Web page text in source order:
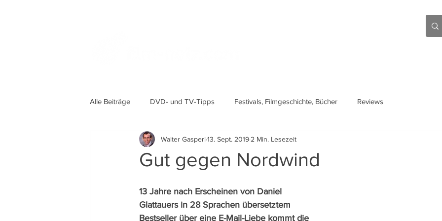
Alle Beiträge DVD- und TV-Tipps Festivals, Filmgeschichte, Bücher Reviews
Gut gegen Nordwind
Walter Gasperi13. Sept. 2019 2 Min. Lesezeit
13 Jahre nach Erscheinen von Daniel
Glattauers in 28 Sprachen übersetztem
Bestseller über eine E-Mail-Liebe kommt die